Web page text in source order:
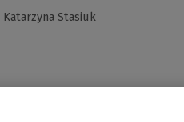
Katarzyna Stasiuk